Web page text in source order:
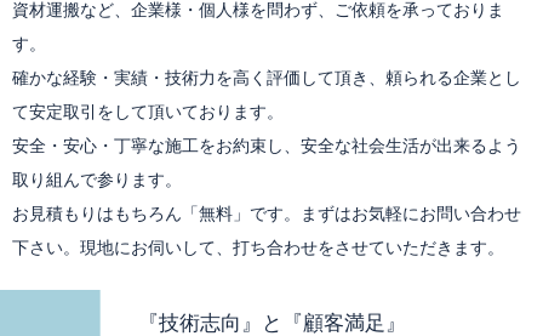
資材運搬など、企業様・個人様を問わず、ご依頼を承っておりま
す。
確かな経験・実績・技術力を高く評価して頂き、頼られる企業とし
て安定取引をして頂いております。
安全・安心・丁寧な施工をお約束し、安全な社会生活が出来るよう
取り組んで参ります。
お見積もりはもちろん「無料」です。まずはお気軽にお問い合わせ
下さい。現地にお伺いして、打ち合わせをさせていただきます。
『技術志向』と『顧客満足』